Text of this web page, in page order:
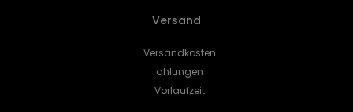
Versand
Versandkosten
ahlungen
Vorlaufzeit